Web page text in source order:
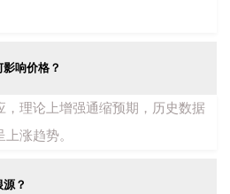
响价格？
，理论上增强通缩预期，历史数据
涨趋势。
？